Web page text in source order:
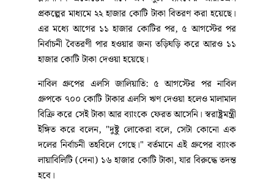
প্রকল্পের মাধ্যমে ২২ হাজার কোটি টাকা বিতরণ করা হয়েছে।
এর মধ্যে আগের ১১ হাজার কোটির পর, ৫ আগস্টের পর
নির্বাচনী বৈতরণী পার হওয়ার জন্য তড়িঘড়ি করে আরও ১১
হাজার কোটি টাকা দেওয়া হয়েছে।
নাবিল গ্রুপের এলসি জালিয়াতি: ৫ আগস্টের পর নাবিল
গ্রুপকে ৭০০ কোটি টাকার এলসি ঋণ দেওয়া হলেও মালামাল
বিক্রি করে সেই টাকা আর ব্যাংকে ফেরত আসেনি। স্বরাষ্ট্রমন্ত্রী
ইঙ্গিত করে বলেন, "দুষ্টু লোকেরা বলে, সেটা কোনো এক
দলের নির্বাচনী তহবিলে গেছে।" বর্তমানে এই গ্রুপের ব্যাংক
লায়াবিলিটি (দেনা) ১৬ হাজার কোটি টাকা, যার বিরুদ্ধে তদন্ত
হবে।